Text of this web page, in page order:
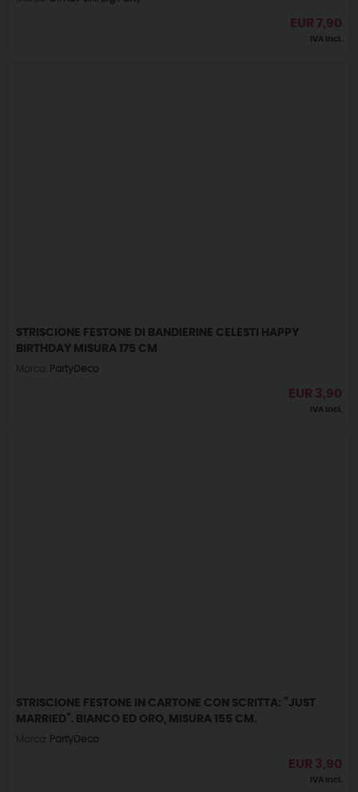
EUR 7,90
IVA incl.
STRISCIONE FESTONE DI BANDIERINE CELESTI HAPPY
BIRTHDAY MISURA 175 CM
Marca: PartyDeco
EUR 3,90
IVA incl.
STRISCIONE FESTONE IN CARTONE CON SCRITTA: ”JUST
MARRIED”. BIANCO ED ORO, MISURA 155 CM.
Marca: PartyDeco
EUR 3,90
IVA incl.